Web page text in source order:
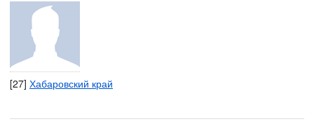
[27] Хабаровский край